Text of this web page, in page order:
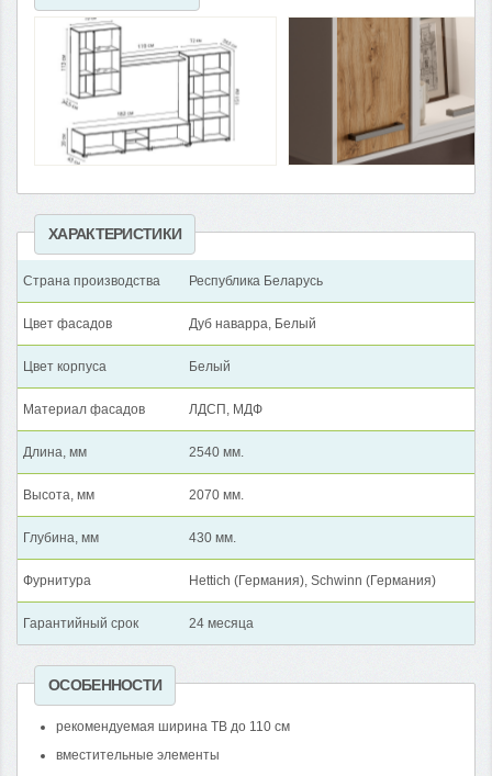
ХАРАКТЕРИСТИКИ
Страна производства Республика Беларусь
Цвет фасадов Дуб наварра, Белый
Цвет корпуса Белый
Материал фасадов ЛДСП, МДФ
Длина, мм 2540 мм.
Высота, мм 2070 мм.
Глубина, мм 430 мм.
Фурнитура Hettich (Германия), Schwinn (Германия)
Гарантийный срок 24 месяца
ОСОБЕННОСТИ
рекомендуемая ширина ТВ до 110 см
вместительные элементы